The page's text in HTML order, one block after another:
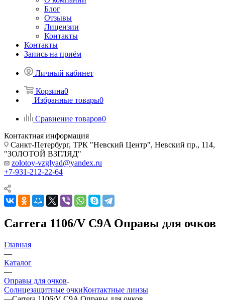
Блог
Отзывы
Лицензии
Контакты
Контакты
Запись на приём
Личный кабинет
Корзина0
Избранные товары0
Сравнение товаров0
Контактная информация
Санкт-Петербург, ТРК "Невский Центр", Невский пр., 114,
"ЗОЛОТОЙ ВЗГЛЯД"
zolotoy-vzglyad@yandex.ru
+7-931-212-22-64
Carrera 1106/V C9A Оправы для очков
Главная
—
Каталог
—
Оправы для очков
Солнцезащитные очкиКонтактные линзы